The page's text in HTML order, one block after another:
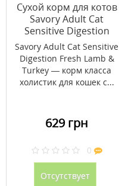
Сухой корм для котов
Savory Adult Cat
Sensitive Digestion
Fresh Lamb & Turkey 2
кг
Savory Adult Cat Sensitive
Digestion Fresh Lamb &
Turkey — корм класса
холистик для кошек с...
629 грн
0
Отсутствует